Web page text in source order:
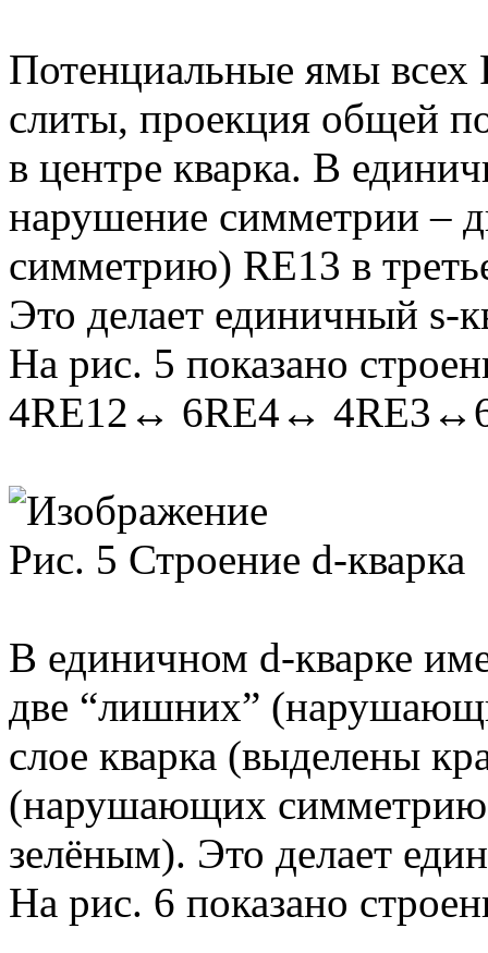
Потенциальные ямы всех
слиты, проекция общей
в центре кварка. В
нарушение симметрии –
симметрию) RE13 в
Это делает единичный s-
На рис. 5 показано
4RE12↔ 6RE4↔
Рис. 5 Строение d-кварка
В единичном d-кварке
две “лишних”
слое кварка (выделены
(нарушающих
зелёным). Это делает
На рис. 6 показано